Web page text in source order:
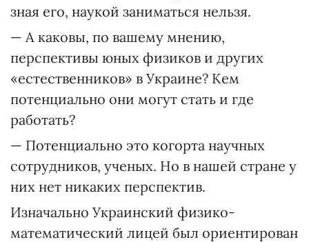
зная его, наукой заниматься нельзя.
— А каковы, по вашему мнению,
перспективы юных физиков и других
«естественников» в Украине? Кем
потенциально они могут стать и где
работать?
— Потенциально это когорта научных
сотрудников, ученых. Но в нашей стране у
них нет никаких перспектив.
Изначально Украинский физико-
математический лицей был ориентирован